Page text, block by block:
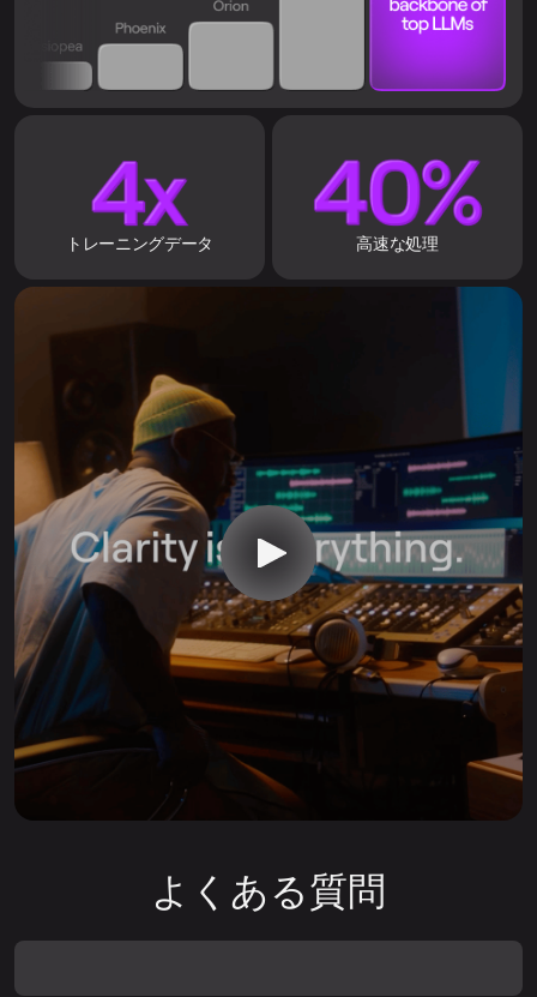
トレーニングデータ 高速な処理
よくある質問